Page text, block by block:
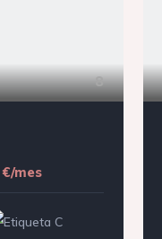
8
mes